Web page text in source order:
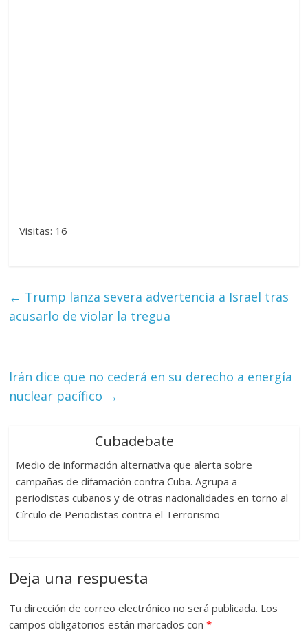
Visitas: 16
← Trump lanza severa advertencia a Israel tras
acusarlo de violar la tregua
Irán dice que no cederá en su derecho a energía
nuclear pacífico →
Cubadebate
Medio de información alternativa que alerta sobre
campañas de difamación contra Cuba. Agrupa a
periodistas cubanos y de otras nacionalidades en torno al
Círculo de Periodistas contra el Terrorismo
Deja una respuesta
Tu dirección de correo electrónico no será publicada. Los
campos obligatorios están marcados con*